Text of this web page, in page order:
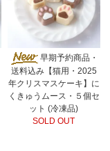
早期予約商品・
送料込み【猫用・2025
年クリスマスケーキ】に
くきゅうムース・５個セ
ット (冷凍品)
SOLD OUT